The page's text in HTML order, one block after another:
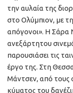
την αυλαία της
στο Ολύμπιον, με
απόγονοι». Η Σάρα
ανεξάρτητου
παρουσιάσει τις
έργο της. Στη
Μάντσεν, από τους
κύματος του